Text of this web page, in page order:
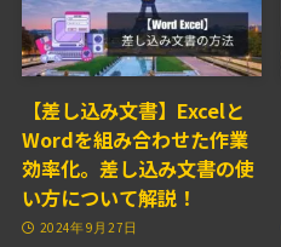
【差し込み文書】Excelと
Wordを組み合わせた作業
効率化。差し込み文書の使
い方について解説！
2024年9月27日